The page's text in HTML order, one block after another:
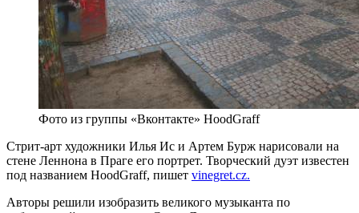
Фото из группы «Вконтакте» HoodGraff
Стрит-арт художники Илья Ис и Артем Бурж нарисовали на
стене Леннона в Праге его портрет. Творческий дуэт известен
под названием HoodGraff, пишет vinegret.cz.
Авторы решили изобразить великого музыканта по